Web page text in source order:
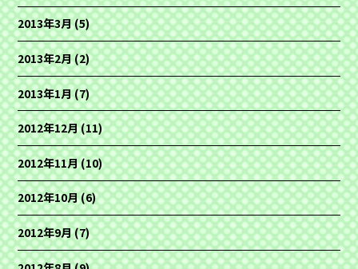
2013年3月(5)
2013年2月(2)
2013年1月(7)
2012年12月(11)
2012年11月(10)
2012年10月(6)
2012年9月(7)